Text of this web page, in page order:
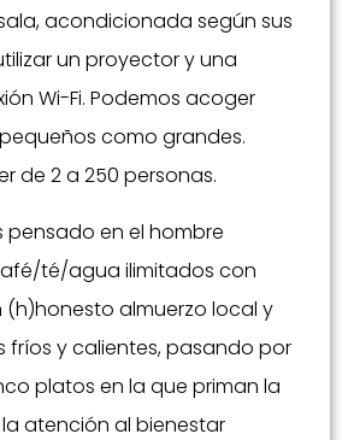
acondicionada según sus
un proyector y una
Wi-Fi. Podemos acoger
como grandes.
de 2 a 250 personas.
pensado en el hombre
té/agua ilimitados con
almuerzo local y
fríos y calientes, pasando por
platos en la que priman la
atención al bienestar